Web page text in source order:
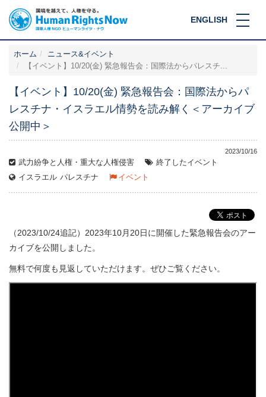
ENGLISH
ホーム
ニュース&イベント
【イベント】10/20(金) 緊急報告会：国際法からパレスチ...
【イベント】10/20(金) 緊急報告会：国際法からパ
レスチナ・イスラエル情勢を読み解く＜アーカイブ
公開中＞
2023/10/16
武力紛争と人権・重大な人権侵害
終了したイベント
イスラエル パレスチナ イベント
（2023/10/24追記）2023年10月20日に開催した緊急報告会のアー
カイブを公開しました。
無料で何度も見返していただけます。ぜひご覧ください。